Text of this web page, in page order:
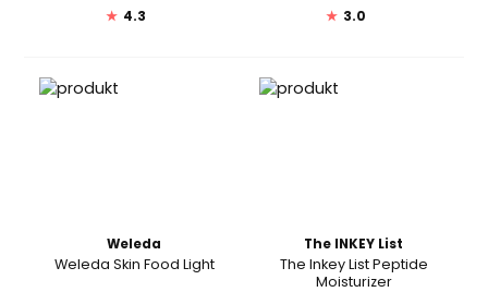
★ 4.3 ★ 3.0
Weleda
Weleda Skin Food Light
The INKEY List
The Inkey List Peptide
Moisturizer